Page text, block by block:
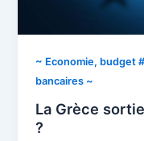
~ Economie, budget
bancaires ~
La Grèce
?